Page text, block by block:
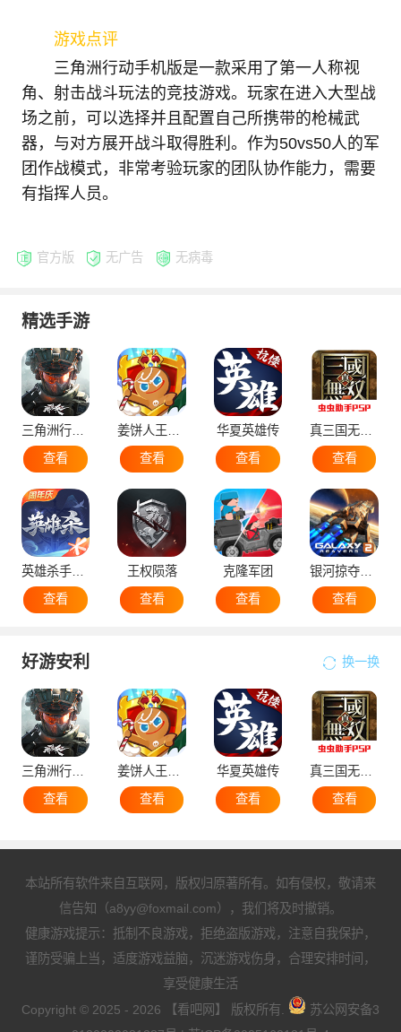
游戏点评
三角洲行动手机版是一款采用了第一人称视
角、射击战斗玩法的竞技游戏。玩家在进入大型战
场之前，可以选择并且配置自己所携带的枪械武
器，与对方展开战斗取得胜利。作为50vs50人的军
团作战模式，非常考验玩家的团队协作能力，需要
有指挥人员。
官方版 无广告 无病毒
精选手游
三角洲行动手机版
查看
姜饼人王国国际服
查看
华夏英雄传
查看
真三国无双5
查看
英雄杀手机版
查看
王权陨落
查看
克隆军团
查看
银河掠夺者2国际版
查看
好游安利 换一换
三角洲行动手机版
查看
查看
华夏英雄传
查看
查看
本站所有软件来自互联网，版权归原著所有。如有侵权，敬请来
信告知（a8yy@foxmail.com），我们将及时撤销。
健康游戏提示：抵制不良游戏，拒绝盗版游戏，注意自我保护，
谨防受骗上当，适度游戏益脑，沉迷游戏伤身，合理安排时间，
享受健康生活
Copyright © 2025 - 2026 【看吧网】 版权所有.
苏公网安备3